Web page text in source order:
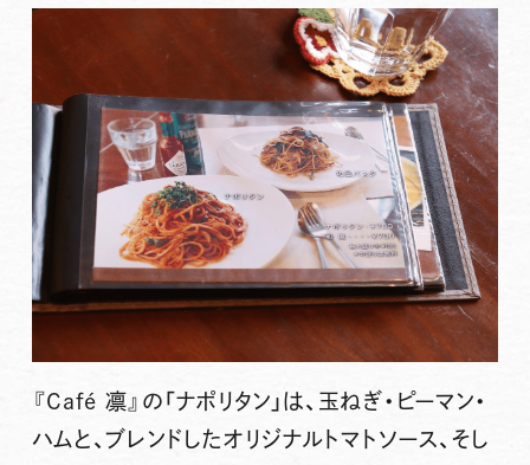
『Café 凛』の「ナポリタン」は、玉ねぎ・ピーマン・
ハムと、ブレンドしたオリジナルトマトソース、そし